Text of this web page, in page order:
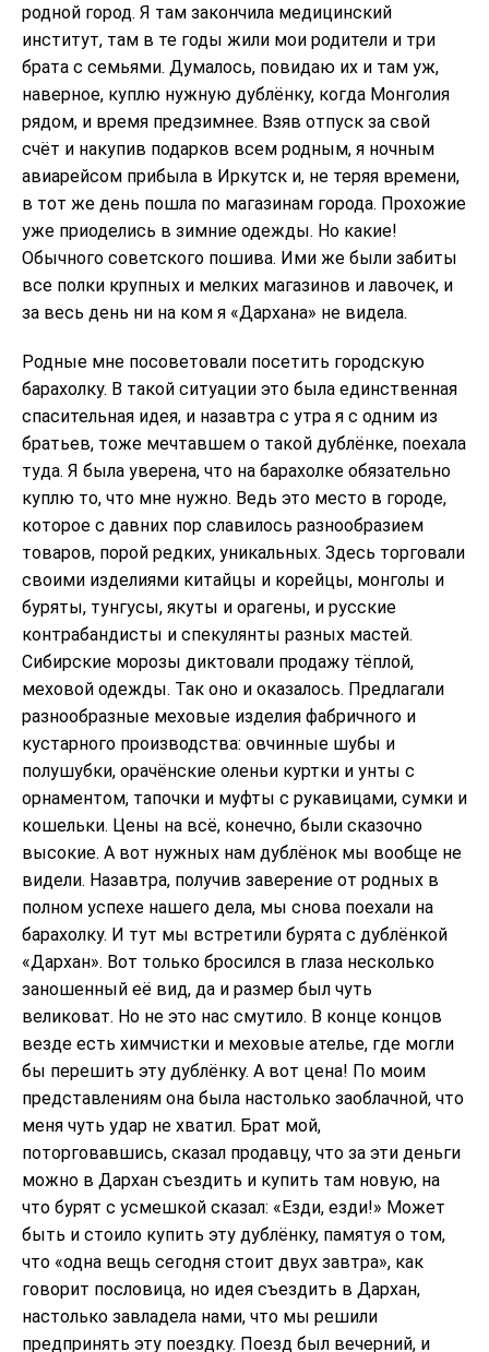
родной город. Я там закончила медицинский
институт, там в те годы жили мои родители и три
брата с семьями. Думалось, повидаю их и там уж,
наверное, куплю нужную дублёнку, когда Монголия
рядом, и время предзимнее. Взяв отпуск за свой
счёт и накупив подарков всем родным, я ночным
авиарейсом прибыла в Иркутск и, не теряя времени,
в тот же день пошла по магазинам города. Прохожие
уже приоделись в зимние одежды. Но какие!
Обычного советского пошива. Ими же были забиты
все полки крупных и мелких магазинов и лавочек, и
за весь день ни на ком я «Дархана» не видела.
Родные мне посоветовали посетить городскую
барахолку. В такой ситуации это была единственная
спасительная идея, и назавтра с утра я с одним из
братьев, тоже мечтавшем о такой дублёнке, поехала
туда. Я была уверена, что на барахолке обязательно
куплю то, что мне нужно. Ведь это место в городе,
которое с давних пор славилось разнообразием
товаров, порой редких, уникальных. Здесь торговали
своими изделиями китайцы и корейцы, монголы и
буряты, тунгусы, якуты и орагены, и русские
контрабандисты и спекулянты разных мастей.
Сибирские морозы диктовали продажу тёплой,
меховой одежды. Так оно и оказалось. Предлагали
разнообразные меховые изделия фабричного и
кустарного производства: овчинные шубы и
полушубки, орачёнские оленьи куртки и унты с
орнаментом, тапочки и муфты с рукавицами, сумки и
кошельки. Цены на всё, конечно, были сказочно
высокие. А вот нужных нам дублёнок мы вообще не
видели. Назавтра, получив заверение от родных в
полном успехе нашего дела, мы снова поехали на
барахолку. И тут мы встретили бурята с дублёнкой
«Дархан». Вот только бросился в глаза несколько
заношенный её вид, да и размер был чуть
великоват. Но не это нас смутило. В конце концов
везде есть химчистки и меховые ателье, где могли
бы перешить эту дублёнку. А вот цена! По моим
представлениям она была настолько заоблачной, что
меня чуть удар не хватил. Брат мой,
поторговавшись, сказал продавцу, что за эти деньги
можно в Дархан съездить и купить там новую, на
что бурят с усмешкой сказал: «Езди, езди!» Может
быть и стоило купить эту дублёнку, памятуя о том,
что «одна вещь сегодня стоит двух завтра», как
говорит пословица, но идея съездить в Дархан,
настолько завладела нами, что мы решили
предпринять эту поездку. Поезд был вечерний, и